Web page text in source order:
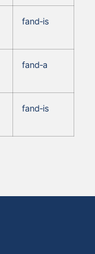
fand‑is
fand‑a
fand‑is